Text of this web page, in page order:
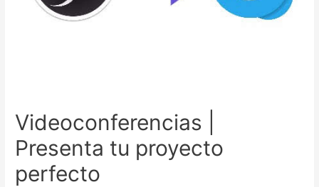
Videoconferencias |
Presenta tu proyecto
perfecto